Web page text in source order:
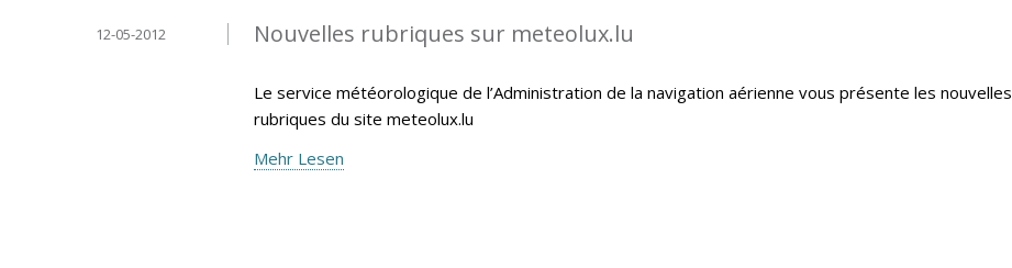
Nouvelles rubriques sur meteolux.lu
12-05-2012
Le service météorologique de l’Administration de la navigation aérienne vous présente les nouvelles
rubriques du site meteolux.lu
Mehr Lesen